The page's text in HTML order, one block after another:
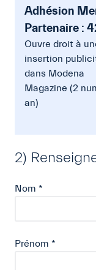
Adhésion
Partenaire :
Ouvre droit à
insertion
dans Modena
Magazine (2
an)
2)
Nom *
Prénom *